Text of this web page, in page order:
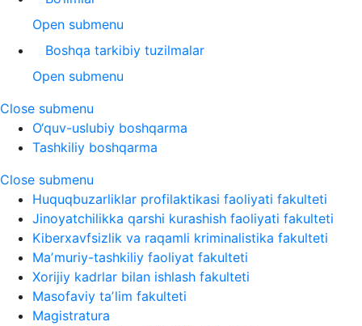
Open submenu
Boshqa tarkibiy tuzilmalar
Open submenu
Close submenu
O‘quv-uslubiy boshqarma
Tashkiliy boshqarma
Close submenu
Huquqbuzarliklar profilaktikasi faoliyati fakulteti
Jinoyatchilikka qarshi kurashish faoliyati fakulteti
Kiberxavfsizlik va raqamli kriminalistika fakulteti
Maʼmuriy-tashkiliy faoliyat fakulteti
Xorijiy kadrlar bilan ishlash fakulteti
Masofaviy taʼlim fakulteti
Magistratura